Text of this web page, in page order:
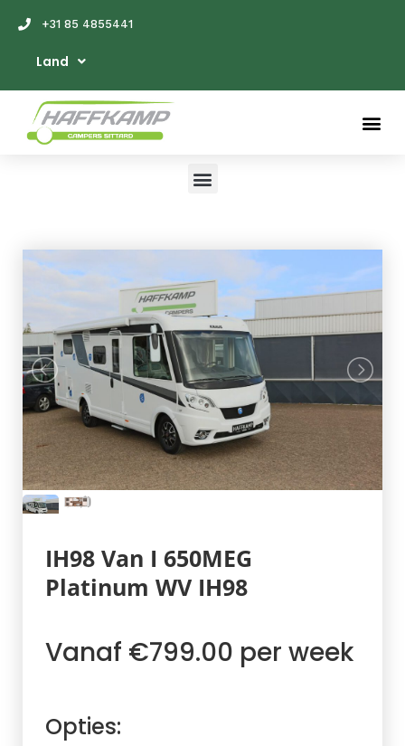
+31 85 4855441
Land
IH98 Van I 650MEG
Platinum WV IH98
Vanaf €799.00 per week
Opties: